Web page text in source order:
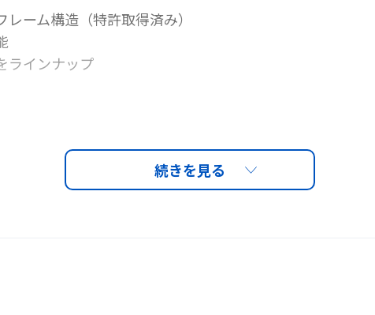
ーム構造（特許取得済み）
ラインナップ
動式キャスターユニット
ト変更も自由自在
マイト塗装